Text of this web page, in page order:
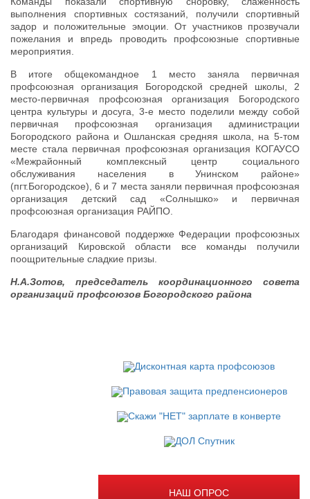
выполнения спортивных состязаний, получили спортивный
задор и положительные эмоции. От участников прозвучали
пожелания и впредь проводить профсоюзные спортивные
мероприятия.
В итоге общекомандное 1 место заняла первичная
профсоюзная организация Богородской средней школы, 2
место-первичная профсоюзная организация Богородского
центра культуры и досуга, 3-е место поделили между собой
первичная профсоюзная организация администрации
Богородского района и Ошланская средняя школа, на 5-том
месте стала первичная профсоюзная организация КОГАУСО
«Межрайонный комплексный центр социального
обслуживания населения в Унинском районе»
(пгт.Богородское), 6 и 7 места заняли первичная профсоюзная
организация детский сад «Солнышко» и первичная
профсоюзная организация РАЙПО.
Благодаря финансовой поддержке Федерации профсоюзных
организаций Кировской области все команды получили
поощрительные сладкие призы.
Н.А.Зотов, председатель координационного совета
организаций профсоюзов Богородского района
НАШ ОПРОС